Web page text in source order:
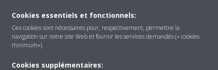
A propos de Daikin
Solutions
Cookies essentiels et fonctionnels:
Ces cookies sont nécessaires pour, respectivement, permettre la
navigation sur notre site Web et fournir les services demandés (« cookies
minimum»).
Cookies supplémentaires: